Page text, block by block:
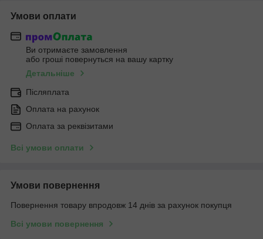
Умови оплати
Ви отримаєте замовлення
або гроші повернуться на вашу картку
Детальніше
Післяплата
Оплата на рахунок
Оплата за реквізитами
Всі умови оплати
Умови повернення
Повернення товару впродовж 14 днів за рахунок покупця
Всі умови повернення